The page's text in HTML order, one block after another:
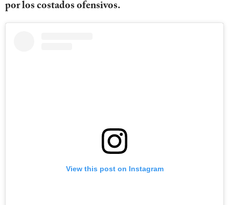
por los costados ofensivos.
View this post on Instagram